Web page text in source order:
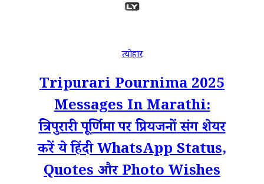
त्योहार
Tripurari Pournima 2025
Messages In Marathi:
त्रिपुरारी पूर्णिमा पर प्रियजनों संग शेयर
करें ये हिंदी WhatsApp Status,
Quotes और Photo Wishes